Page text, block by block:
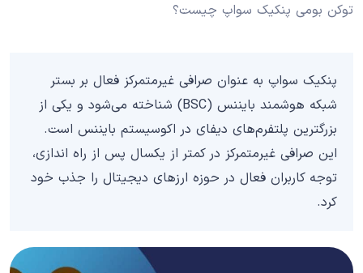
توکن بومی پنکیک سواپ چیست؟
پنکیک سواپ به عنوان صرافی غیرمتمرکز فعال بر بستر
شبکه هوشمند بایننس (BSC) شناخته می‌شود و یکی از
بزرگترين پلتفرم‌های دیفای در اکوسیستم بایننس است.
این صرافی غیرمتمرکز در کمتر از یکسال پس از راه اندازی،
توجه کاربران فعال در حوزه ارزهای دیجیتال را جذب خود
کرد.